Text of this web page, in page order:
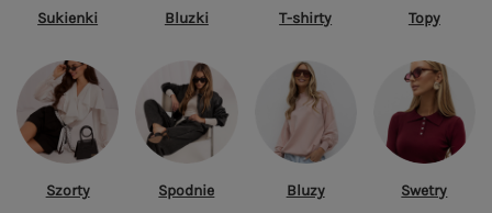
Sukienki Bluzki T-shirty Topy
Szorty Spodnie Bluzy Swetry